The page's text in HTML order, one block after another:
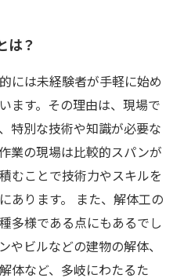
は？
には未経験者が手軽に始め
ます。その理由は、現場で
特別な技術や知識が必要な
業の現場は比較的スパンが
むことで技術力やスキルを
あります。 また、解体工の
多様である点にもあるでし
やビルなどの建物の解体、
体など、多岐にわたるた